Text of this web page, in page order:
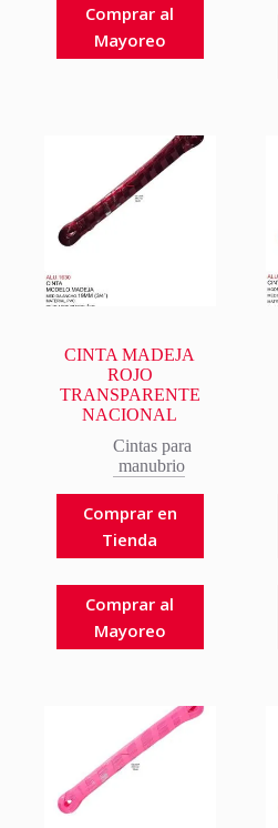
Comprar al
Mayoreo
CINTA MADEJA
ROJO
TRANSPARENTE
NACIONAL
Cintas para
manubrio
Comprar en
Tienda
Comprar al
Mayoreo